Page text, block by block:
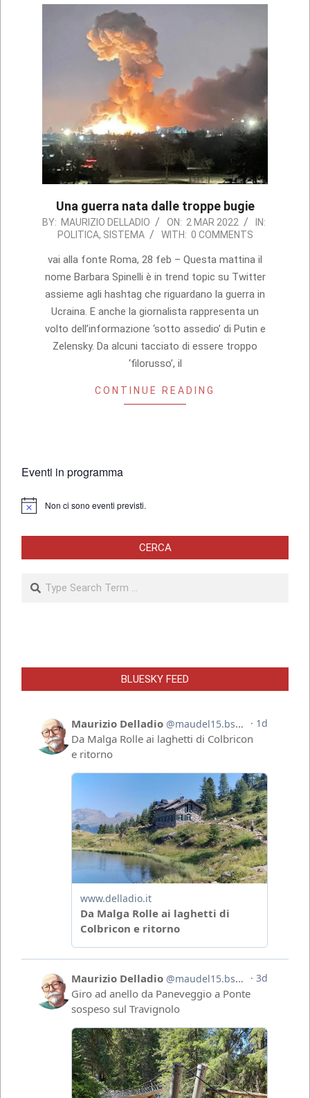
Una guerra nata dalle troppe bugie
2022-
02
BY: MAURIZIO DELLADIO ON: 2 MAR 2022
IN:
POLITICA, SISTEMA WITH: 0 COMMENTS
vai alla fonte Roma, 28 feb – Questa mattina il
nome Barbara Spinelli è in trend topic su Twitter
assieme agli hashtag che riguardano la guerra in
Ucraina. E anche la giornalista rappresenta un
volto dell’informazione ‘sotto assedio’ di Putin e
Zelensky. Da alcuni tacciato di essere troppo
‘filorusso’, il
CONTINUE READING
Eventi in programma
Notice Non ci sono eventi previsti.
CERCA
Search
BLUESKY FEED